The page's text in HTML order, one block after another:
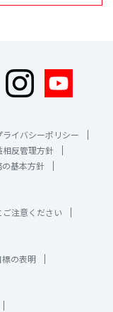
ライバシーポリシー
相反管理方針
基本方針
ご注意ください
標の表明